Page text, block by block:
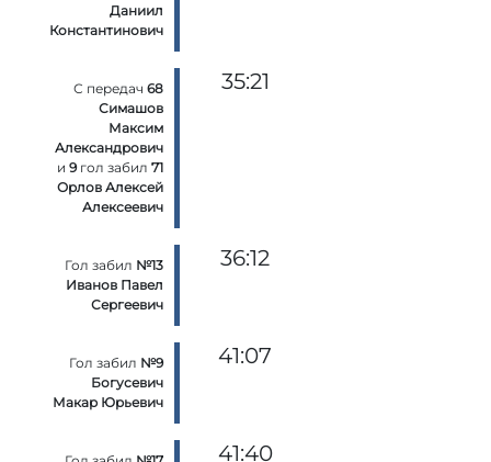
Даниил
Константинович
С передач68
Симашов
Максим
Александрович
и9 гол забил71
Орлов Алексей
Алексеевич
35:21
Гол забил №13
Иванов Павел
Сергеевич
36:12
Гол забил №9
Богусевич
Макар Юрьевич
41:07
41:40